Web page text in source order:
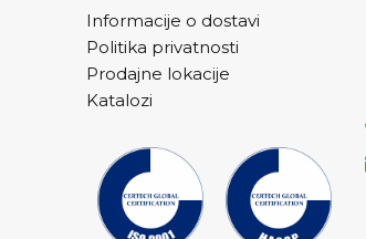
Informacije o dostavi
Politika privatnosti
Prodajne lokacije
Katalozi